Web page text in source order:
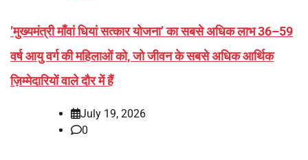
’मुख्यमंत्री माँवां धियां सत्कार योजना’ का सबसे अधिक लाभ 36–59
वर्ष आयु वर्ग की महिलाओं को, जो जीवन के सबसे अधिक आर्थिक
ज़िम्मेदारियों वाले दौर में हैं
July 19, 2026
0